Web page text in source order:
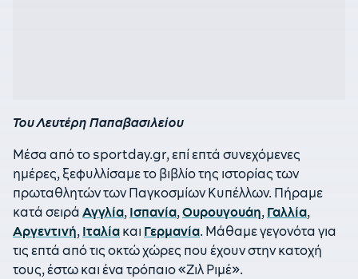
Του Λευτέρη Παπαβασιλείου
Μέσα από το sportday.gr, επί επτά συνεχόμενες
ημέρες, ξεφυλλίσαμε το βιβλίο της ιστορίας των
πρωταθλητών των Παγκοσμίων Κυπέλλων. Πήραμε
κατά σειρά Αγγλία, Ισπανία,Ουρουγουάη, Γαλλία,
Αργεντινή, Ιταλία και Γερμανία. Μάθαμε γεγονότα για
τις επτά από τις οκτώ χώρες που έχουν στην κατοχή
τους, έστω και ένα τρόπαιο «Ζιλ Ριμέ».